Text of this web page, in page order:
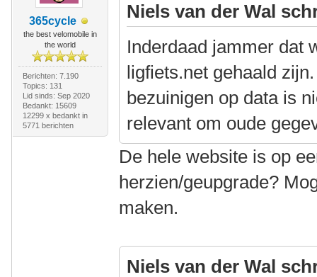
365cycle
the best velomobile in
the world
Berichten: 7.190
Topics: 131
Lid sinds: Sep 2020
Bedankt: 15609
12299 x bedankt in
5771 berichten
Niels van der Wal
Inderdaad jammer dat
ligfiets.net gehaald
bezuinigen op data is
relevant om oude
De hele website is op
herzien/geupgrade?
maken.
Niels van der Wal